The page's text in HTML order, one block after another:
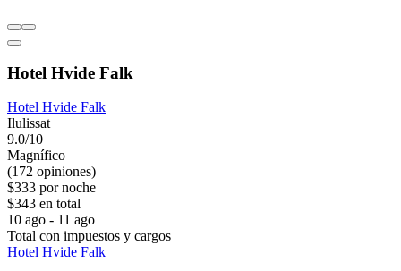
Hotel Hvide Falk
Hotel Hvide Falk
Ilulissat
9.0/10
Magnífico
(172 opiniones)
$333 por noche
$343 en total
10 ago - 11 ago
Total con impuestos y cargos
Hotel Hvide Falk